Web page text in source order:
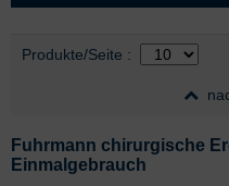
Auswahl
Produkte/Seite nach
:
Fuhrmann chirurgische
Einmalgebrauch